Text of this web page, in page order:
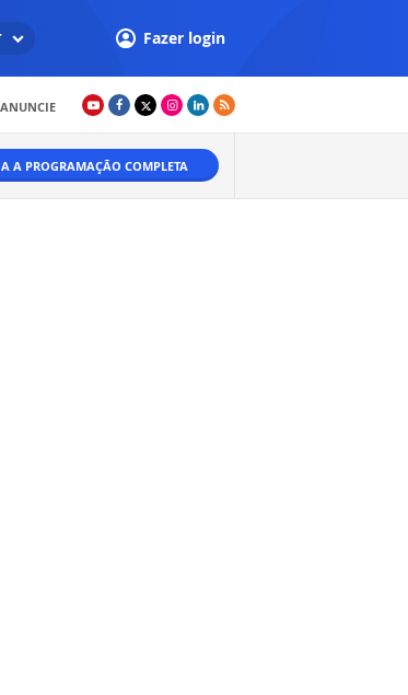
Fazer login
ANUNCIE
A PROGRAMAÇÃO COMPLETA